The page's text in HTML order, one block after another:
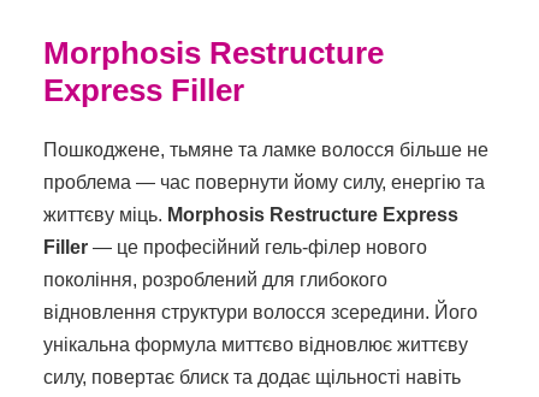
Morphosis Restructure
Express Filler
Пошкоджене, тьмяне та ламке волосся більше не
проблема — час повернути йому силу, енергію та
життєву міць. Morphosis Restructure Express
Filler — це професійний гель-філер нового
покоління, розроблений для глибокого
відновлення структури волосся зсередини. Його
унікальна формула миттєво відновлює життєву
силу, повертає блиск та додає щільності навіть